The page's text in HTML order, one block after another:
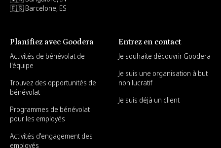
🇪🇸 Barcelone, ES
Planifiez avec Goodera
Activités de bénévolat de
l'équipe
Trouvez des opportunités de
bénévolat
Programmes de bénévolat
pour les employés
Activités d'engagement des
employés
Entrez en contact
Je souhaite découvrir Goodera
Je suis une organisation à but
non lucratif
Je suis déjà un client